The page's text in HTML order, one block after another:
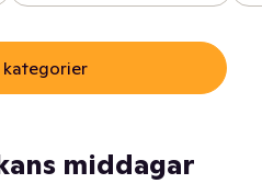
kategorier
middagar